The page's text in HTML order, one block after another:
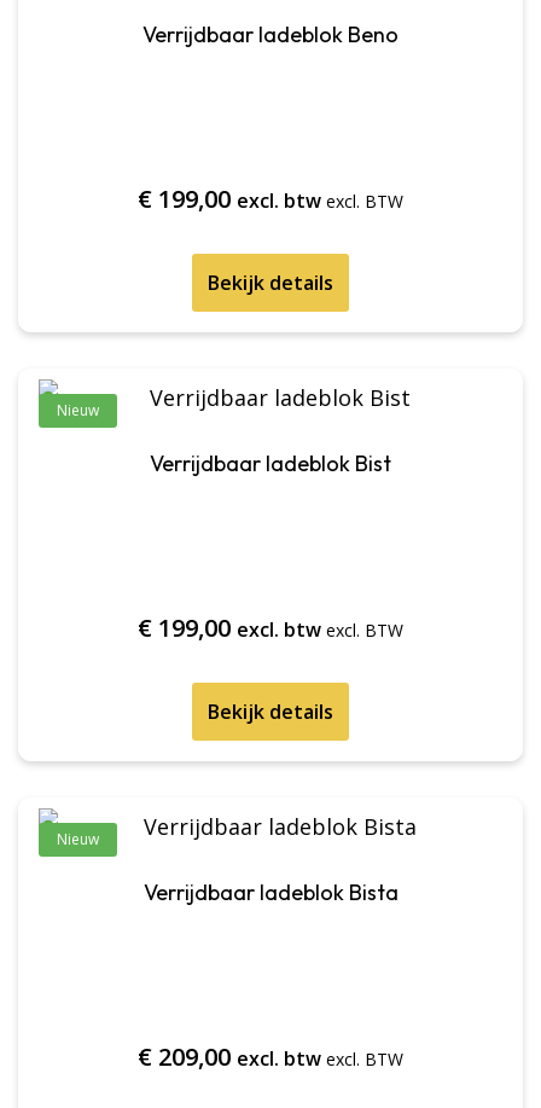
Verrijdbaar ladeblok Beno
€ 199,00 excl. btw
Bekijk details
Verrijdbaar ladeblok Bist
Nieuw
€ 199,00 excl. btw
Bekijk details
Verrijdbaar ladeblok Bista
Nieuw
€ 209,00 excl. btw